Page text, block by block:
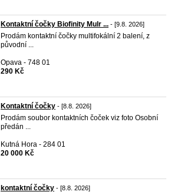
Kontaktní čočky Biofinity Mulr ... - [9.8. 2026]
Prodám kontaktní čočky multifokální 2 balení, z
původní ...
Opava - 748 01
290 Kč
Kontaktní čočky - [8.8. 2026]
Prodám soubor kontaktních čoček viz foto Osobní
předán ...
Kutná Hora - 284 01
20 000 Kč
kontaktní čočky - [8.8. 2026]